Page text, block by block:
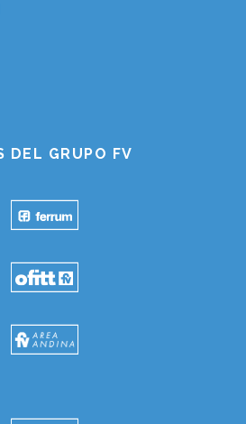
DEL GRUPO FV